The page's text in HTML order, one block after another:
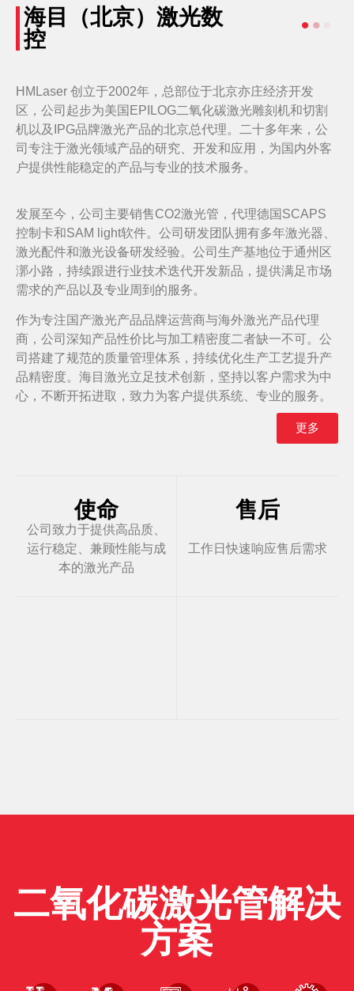
海目（北京）激光数
控
HMLaser 创立于2002年，总部位于北京亦庄经济开发
区，公司起步为美国EPILOG二氧化碳激光雕刻机和切割
机以及IPG品牌激光产品的北京总代理。二十多年来，公
司专注于激光领域产品的研究、开发和应用，为国内外客
户提供性能稳定的产品与专业的技术服务。
发展至今，公司主要销售CO2激光管，代理德国SCAPS
控制卡和SAM light软件。公司研发团队拥有多年激光器、
激光配件和激光设备研发经验。公司生产基地位于通州区
漷小路，持续跟进行业技术迭代开发新品，提供满足市场
需求的产品以及专业周到的服务。
作为专注国产激光产品品牌运营商与海外激光产品代理
商，公司深知产品性价比与加工精密度二者缺一不可。公
司搭建了规范的质量管理体系，持续优化生产工艺提升产
品精密度。海目激光立足技术创新，坚持以客户需求为中
心，不断开拓进取，致力为客户提供系统、专业的服务。
更多
使命
公司致力于提供高品质、
运行稳定、兼顾性能与成
本的激光产品
售后
工作日快速响应售后需求
二氧化碳激光管解决
方案